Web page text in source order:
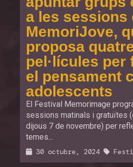
a les sessions
MemoriJove,
proposa
pel·lícules per
el pensament
adolescents
El Festival Memorimage
sessions matinals i gratuïtes
dijous 7 de novembre) per
temes...
30 octubre, 2024